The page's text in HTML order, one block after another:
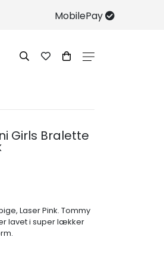
MobilePay
Girls Bralette
Laser Pink. Tommy
lavet i super lækker